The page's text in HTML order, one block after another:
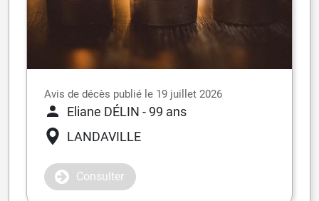
Avis de décès publié le 19 juillet 2026
Eliane DÉLIN - 99 ans
LANDAVILLE
Consulter